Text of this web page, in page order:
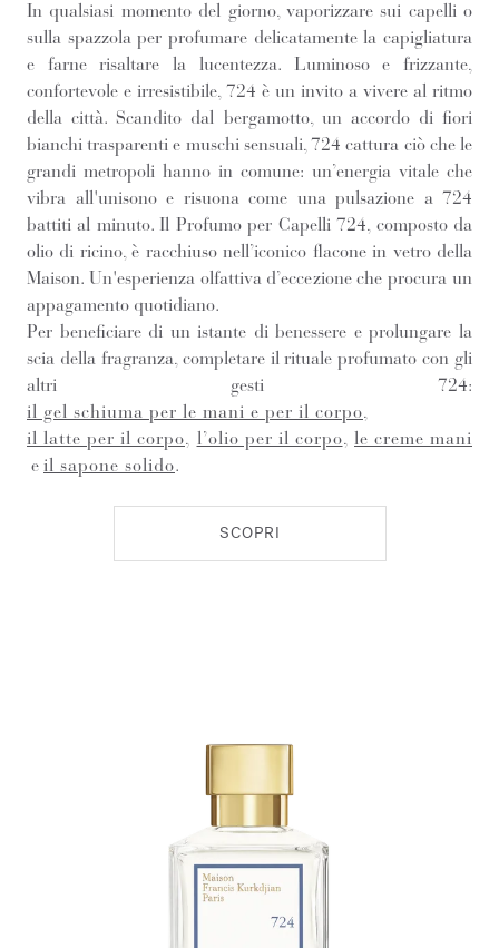
In qualsiasi momento del giorno, vaporizzare sui capelli o
sulla spazzola per profumare delicatamente la capigliatura
e farne risaltare la lucentezza. Luminoso e frizzante,
confortevole e irresistibile, 724 è un invito a vivere al ritmo
della città. Scandito dal bergamotto, un accordo di fiori
bianchi trasparenti e muschi sensuali, 724 cattura ciò che le
grandi metropoli hanno in comune: un’energia vitale che
vibra all'unisono e risuona come una pulsazione a 724
battiti al minuto. Il Profumo per Capelli 724, composto da
olio di ricino, è racchiuso nell’iconico flacone in vetro della
Maison. Un'esperienza olfattiva d’eccezione che procura un
appagamento quotidiano.
Per beneficiare di un istante di benessere e prolungare la
scia della fragranza, completare il rituale profumato con gli
altri gesti 724:
il gel schiuma per le mani e per il corpo,
il latte per il corpo, l’olio per il corpo, le creme mani
e il sapone solido.
SCOPRI